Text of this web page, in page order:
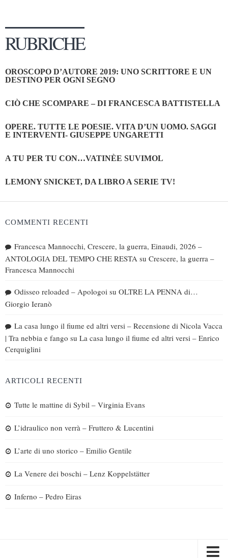
RUBRICHE
OROSCOPO D’AUTORE 2019: UNO SCRITTORE E UN
DESTINO PER OGNI SEGNO
CIÒ CHE SCOMPARE – DI FRANCESCA BATTISTELLA
OPERE. TUTTE LE POESIE. VITA D’UN UOMO. SAGGI
E INTERVENTI- GIUSEPPE UNGARETTI
A TU PER TU CON…VATINÈE SUVIMOL
LEMONY SNICKET, DA LIBRO A SERIE TV!
COMMENTI RECENTI
Francesca Mannocchi, Crescere, la guerra, Einaudi, 2026 –
ANTOLOGIA DEL TEMPO CHE RESTA su Crescere, la guerra –
Francesca Mannocchi
Odisseo reloaded – Apologoi su OLTRE LA PENNA di…
Giorgio Ieranò
La casa lungo il fiume ed altri versi – Recensione di Nicola Vacca
| Tra nebbia e fango su La casa lungo il fiume ed altri versi – Enrico
Cerquiglini
ARTICOLI RECENTI
Tutte le mattine di Sybil – Virginia Evans
L’idraulico non verrà – Fruttero & Lucentini
L’arte di uno storico – Emilio Gentile
La Venere dei boschi – Lenz Koppelstätter
Inferno – Pedro Eiras